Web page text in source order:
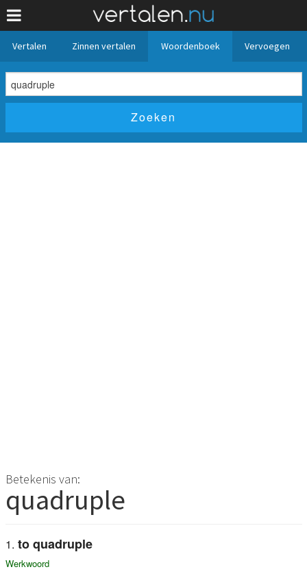
Vertalen Zinnen vertalen Woordenboek Vervoegen
Betekenis van:
quadruple
to quadruple
Werkwoord